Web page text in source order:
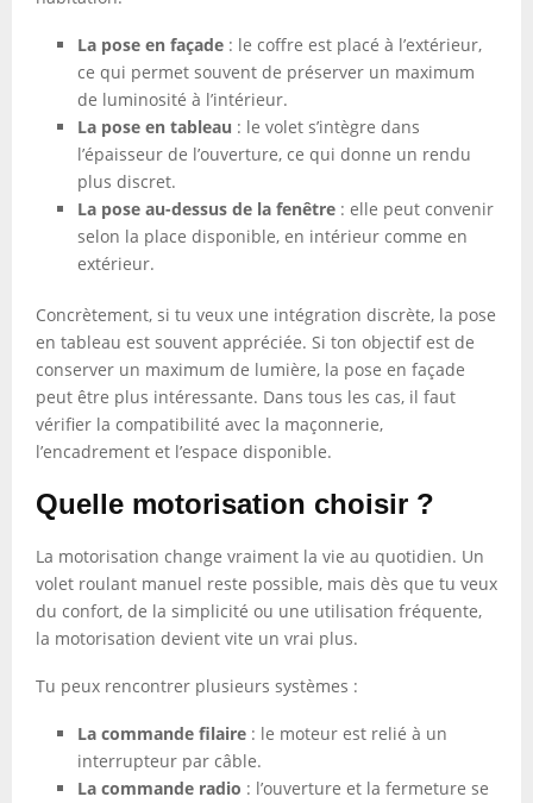
La pose en façade : le coffre est placé à l’extérieur,
ce qui permet souvent de préserver un maximum
de luminosité à l’intérieur.
La pose en tableau : le volet s’intègre dans
l’épaisseur de l’ouverture, ce qui donne un rendu
plus discret.
La pose au-dessus de la fenêtre : elle peut convenir
selon la place disponible, en intérieur comme en
extérieur.
Concrètement, si tu veux une intégration discrète, la pose
en tableau est souvent appréciée. Si ton objectif est de
conserver un maximum de lumière, la pose en façade
peut être plus intéressante. Dans tous les cas, il faut
vérifier la compatibilité avec la maçonnerie,
l’encadrement et l’espace disponible.
Quelle motorisation choisir ?
La motorisation change vraiment la vie au quotidien. Un
volet roulant manuel reste possible, mais dès que tu veux
du confort, de la simplicité ou une utilisation fréquente,
la motorisation devient vite un vrai plus.
Tu peux rencontrer plusieurs systèmes :
La commande filaire : le moteur est relié à un
interrupteur par câble.
La commande radio : l’ouverture et la fermeture se